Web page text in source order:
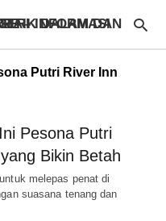
DALAM DAN LUAR NEGERI
Putri River Inn
Pesona Putri
Bikin Betah
melepas penat di
suasana tenang dan